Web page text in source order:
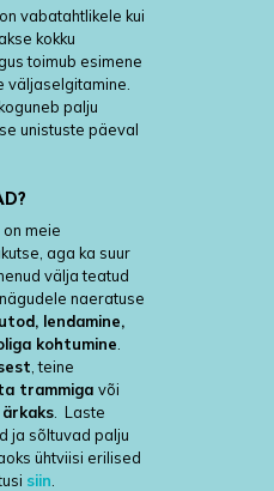
vabatahtlikele kui
kokku
toimub esimene
väljaselgitamine.
palju
unistuste päeval
meie
aga ka suur
välja teatud
naeratuse
lendamine,
kohtumine
, teine
trammigavõi
. Laste
ja sõltuvad palju
ühtviisi erilised
siin